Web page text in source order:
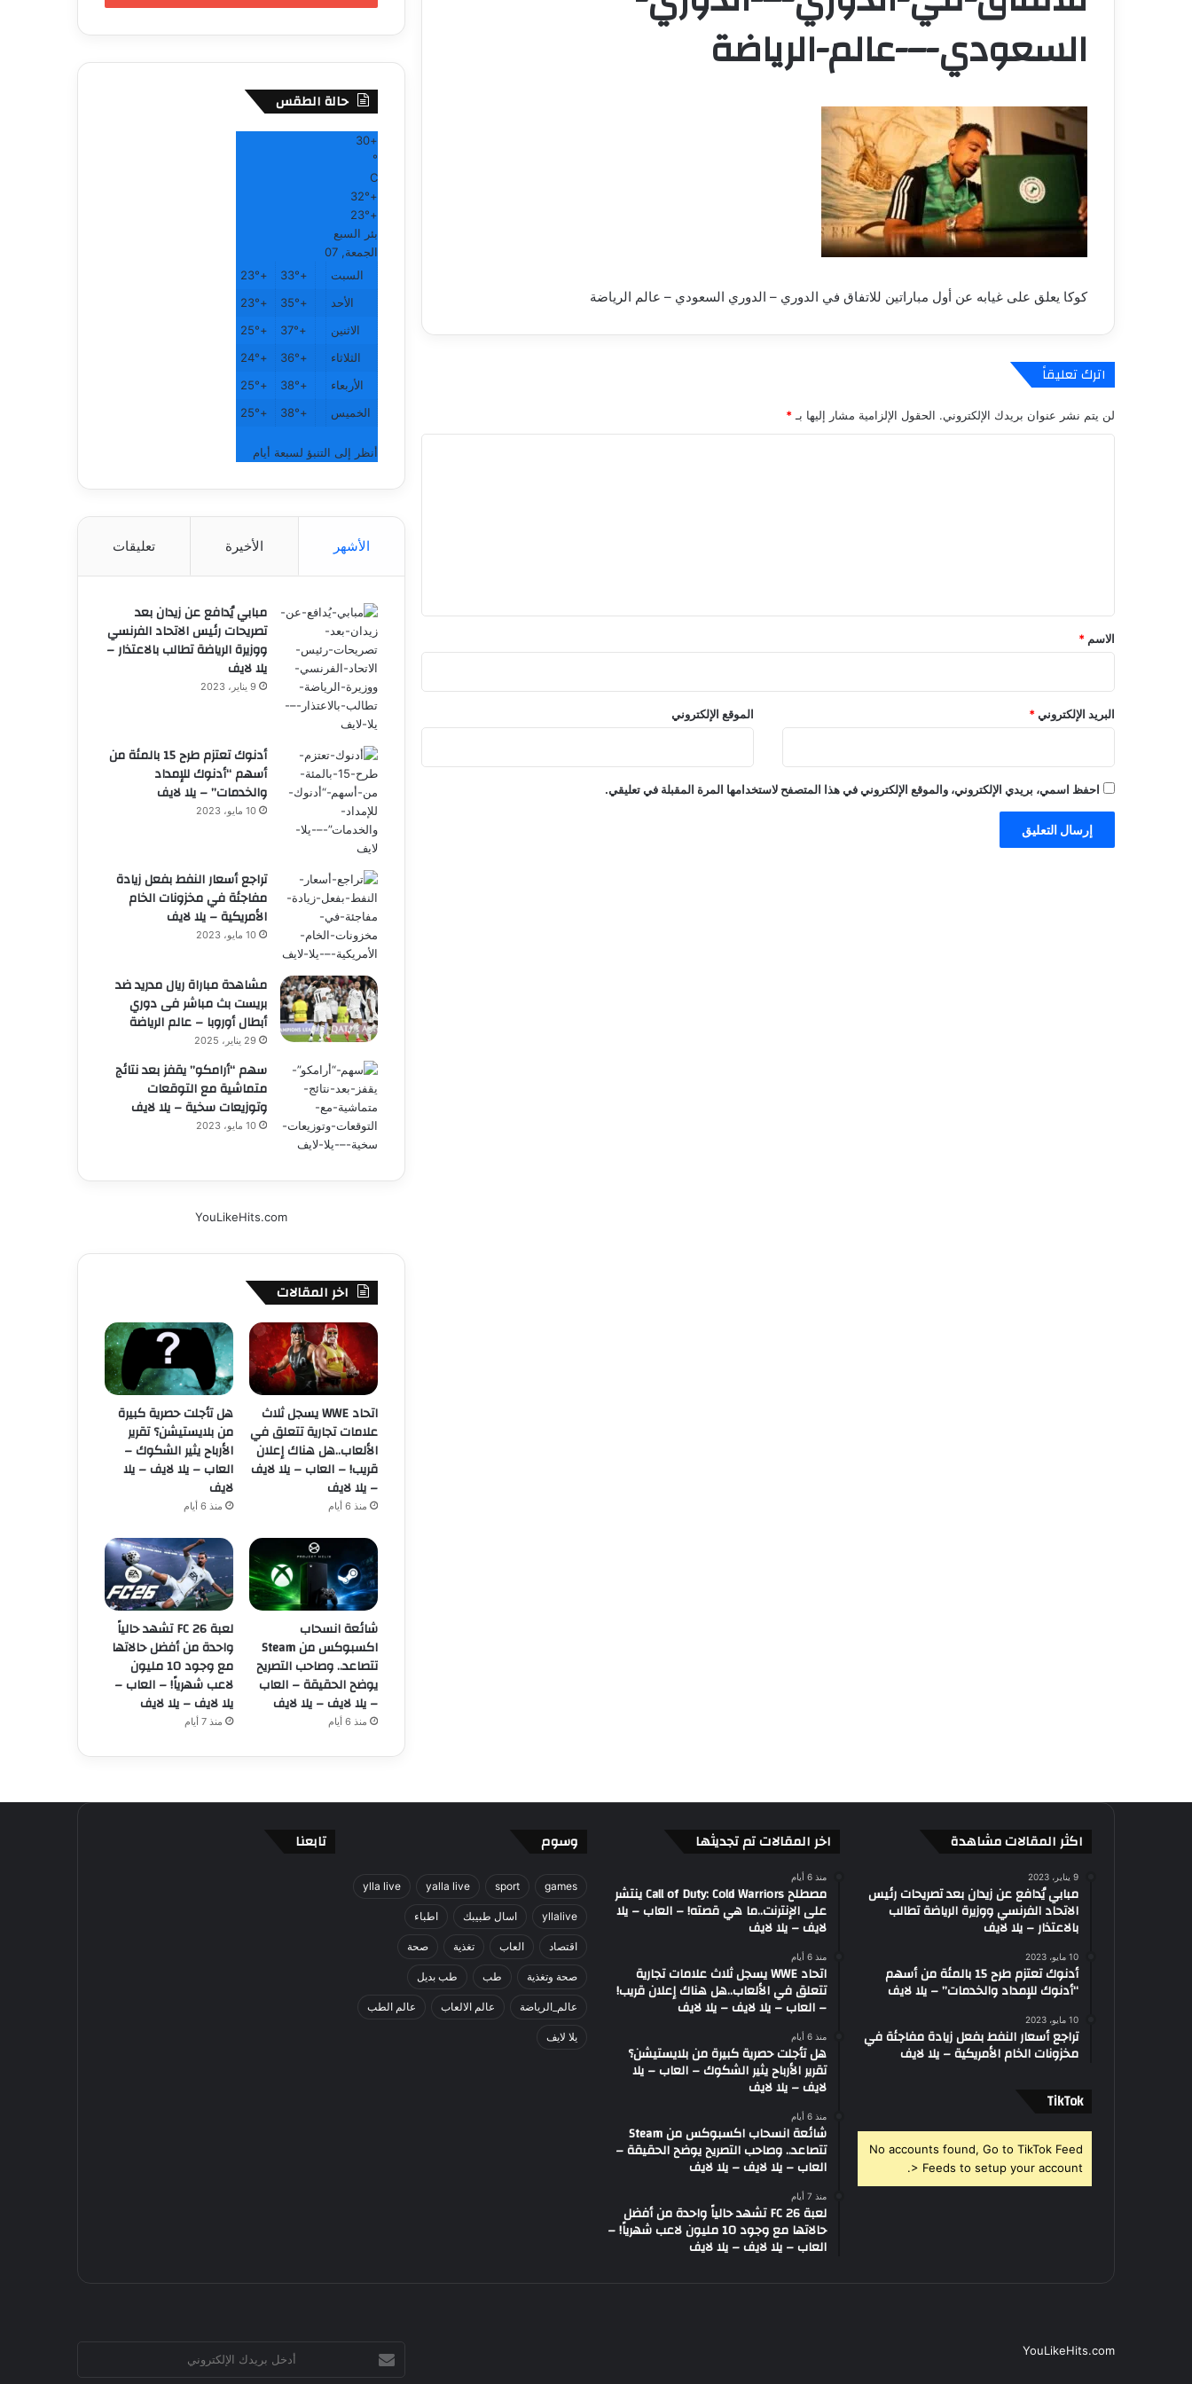
السعودي-–-عالم-الرياضة
كوكا يعلق على غيابه عن أول مباراتين للاتفاق في الدوري – الدوري السعودي – عالم الرياضة
اترك تعليقاً
لن يتم نشر عنوان بريدك الإلكتروني. الحقول الإلزامية مشار إليها بـ *
*
الاسم *
البريد الإلكتروني* الموقع الإلكتروني
احفظ اسمي، بريدي الإلكتروني، والموقع الإلكتروني في هذا المتصفح لاستخدامها المرة المقبلة في تعليقي.
حالة الطقس
+
30
°
C
+
32°
+
23°
بئر السبع
الجمعة, 07
السبت
+
33°
+
23°
الأحد
+
35°
+
23°
الاثنين
+
37°
+
25°
الثلاثاء
+
36°
+
24°
الأربعاء
+
38°
+
25°
الخميس
+
38°
+
25°
أنظر إلى التنبؤ لسبعة أيام
الأشهر الأخيرة تعليقات
مبابي يُدافع عن زيدان بعد
تصريحات رئيس الاتحاد الفرنسي
ووزيرة الرياضة تطالب بالاعتذار –
يلا لايف
9 يناير، 2023
أدنوك تعتزم طرح 15 بالمئة من
أسهم “أدنوك للإمداد
والخدمات” – يلا لايف
10 مايو، 2023
تراجع أسعار النفط بفعل زيادة
مفاجئة في مخزونات الخام
الأمريكية – يلا لايف
10 مايو، 2023
مشاهدة مباراة ريال مدريد ضد
بريست بث مباشر فى دوري
أبطال أوروبا – عالم الرياضة
29 يناير، 2025
سهم “أرامكو” يقفز بعد نتائج
متماشية مع التوقعات
وتوزيعات سخية – يلا لايف
10 مايو، 2023
YouLikeHits.com
اخر المقالات
اتحاد WWE يسجل ثلاث
علامات تجارية تتعلق في
الألعاب..هل هناك إعلان
قريب! – العاب – يلا لايف
– يلا لايف
منذ 6 أيام
هل تأجلت حصرية كبيرة
من بلايستيشن؟ تقرير
الأرباح يثير الشكوك –
العاب – يلا لايف – يلا
لايف
منذ 6 أيام
شائعة انسحاب
اكسبوكس من Steam
تتصاعد.. وصاحب التصريح
يوضح الحقيقة – العاب
– يلا لايف – يلا لايف
منذ 6 أيام
لعبة FC 26 تشهد حالياً
واحدة من أفضل حالاتها
مع وجود 10 مليون
لاعب شهرياً! – العاب –
يلا لايف – يلا لايف
منذ 7 أيام
اكثر المقالات مشاهدة
9 يناير، 2023
مبابي يُدافع عن زيدان بعد تصريحات رئيس
الاتحاد الفرنسي ووزيرة الرياضة تطالب
بالاعتذار – يلا لايف
10 مايو، 2023
أدنوك تعتزم طرح 15 بالمئة من أسهم
“أدنوك للإمداد والخدمات” – يلا لايف
10 مايو، 2023
تراجع أسعار النفط بفعل زيادة مفاجئة في
مخزونات الخام الأمريكية – يلا لايف
‫TikTok
No accounts found, Go to TikTok Feed
> Feeds to setup your account.
اخر المقالات تم تجديثها
منذ 6 أيام
مصطلح Call of Duty: Cold Warriors ينتشر
على الإنترنت..ما هي قصته! – العاب – يلا
لايف – يلا لايف
منذ 6 أيام
اتحاد WWE يسجل ثلاث علامات تجارية
تتعلق في الألعاب..هل هناك إعلان قريب!
– العاب – يلا لايف – يلا لايف
منذ 6 أيام
هل تأجلت حصرية كبيرة من بلايستيشن؟
تقرير الأرباح يثير الشكوك – العاب – يلا
لايف – يلا لايف
منذ 6 أيام
شائعة انسحاب اكسبوكس من Steam
تتصاعد.. وصاحب التصريح يوضح الحقيقة –
العاب – يلا لايف – يلا لايف
منذ 7 أيام
لعبة FC 26 تشهد حالياً واحدة من أفضل
حالاتها مع وجود 10 مليون لاعب شهرياً! –
العاب – يلا لايف – يلا لايف
وسوم
games
sport
yalla live
ylla live
yllalive اسال طبيبك اطباء
اقتصاد العاب تغذية صحة
صحة وتغذية طب طب بديل
عالم_الرياضة عالم الالعاب عالم الطب
يلا لايف
تابعنا
YouLikeHits.com
بريدك